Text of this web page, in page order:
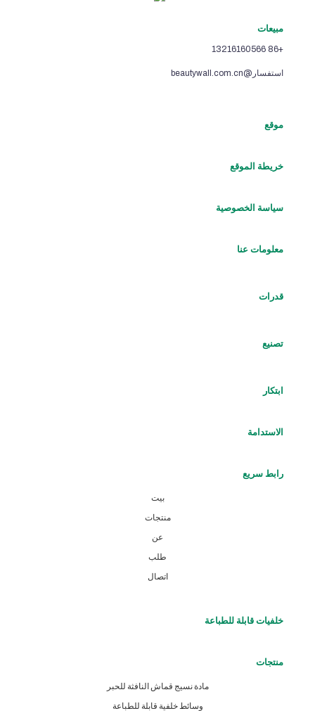
مبيعات
+86 13216160566
استفسار@beautywall.com.cn
موقع
خريطة الموقع
سياسة الخصوصية
معلومات عنا
قدرات
تصنيع
ابتكار
الاستدامة
رابط سريع
بيت
منتجات
عن
طلب
اتصال
خلفيات قابلة للطباعة
منتجات
مادة نسيج قماش النافثة للحبر
وسائط خلفية قابلة للطباعة